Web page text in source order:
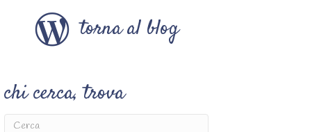
torna al blog
chi cerca, trova